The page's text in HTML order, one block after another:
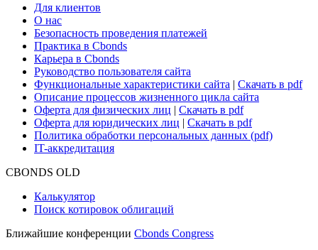
Для клиентов
О нас
Безопасность проведения платежей
Практика в Cbonds
Карьера в Cbonds
Руководство пользователя сайта
Функциональные характеристики сайта | Скачать в pdf
Описание процессов жизненного цикла сайта
Оферта для физических лиц | Скачать в pdf
Оферта для юридических лиц | Скачать в pdf
Политика обработки персональных данных (pdf)
IT-аккредитация
CBONDS OLD
Калькулятор
Поиск котировок облигаций
Ближайшие конференции Cbonds Congress